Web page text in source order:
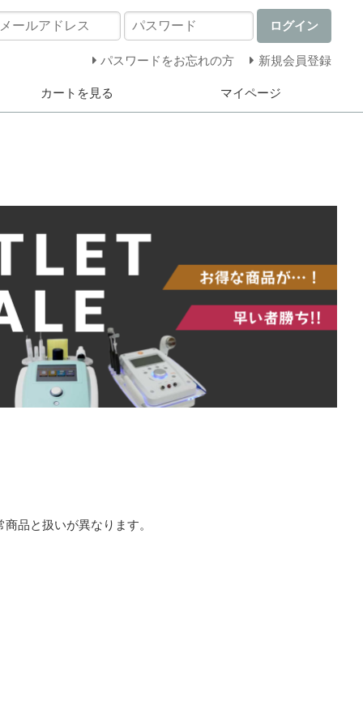
ログイン
パスワードをお忘れの方 新規会員登録
カートを見る マイページ
品と扱いが異なります。